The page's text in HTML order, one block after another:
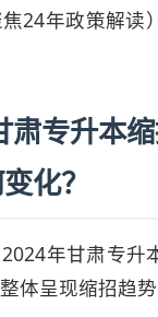
24年政策解读
肃专升本
化？
年甘肃专升
体呈现缩招趋势